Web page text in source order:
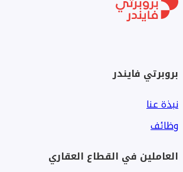
بروبرتي فايندر
نبذة عنا
وظائف
العاملين في القطاع العقاري